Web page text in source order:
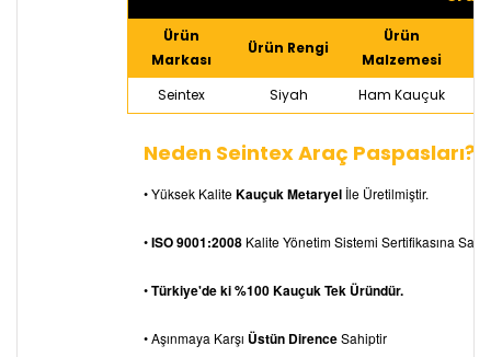
Ürün
Markası
Ürün Rengi
Ürün
Malzemesi
Seintex Siyah Ham Kauçuk
Neden Seintex Araç Paspasları?
• Yüksek KaliteKauçuk Metaryel İle Üretilmiştir.
•ISO 9001:2008 Kalite Yönetim Sistemi Sertifikasına
•Türkiye'de ki %100 Kauçuk Tek Üründür.
• Aşınmaya Karşı Üstün DirenceSahiptir